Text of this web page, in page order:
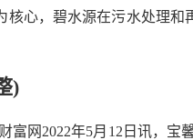
核心，碧水源在污水处理
)
富网2022年5月12日讯，宝